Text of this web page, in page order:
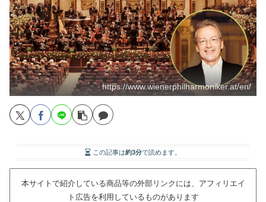
https://www.wienerphilharmoniker.at/en/
この記事は約3分で読めます。
本サイトで紹介している商品等の外部リンクには、アフィリエイ
ト広告を利用しているものがあります